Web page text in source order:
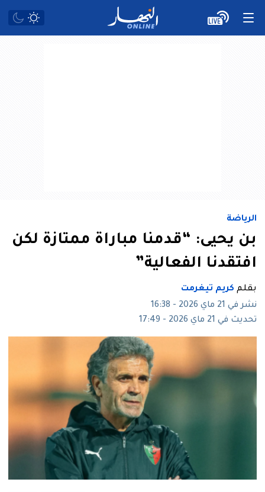
الرياضة
بن يحيى: “قدمنا مباراة ممتازة لكن
افتقدنا الفعالية”
بقلم كريم تيغرمت
نشر في 21 ماي 2026 - 16:38
تحديث في 21 ماي 2026 - 17:49